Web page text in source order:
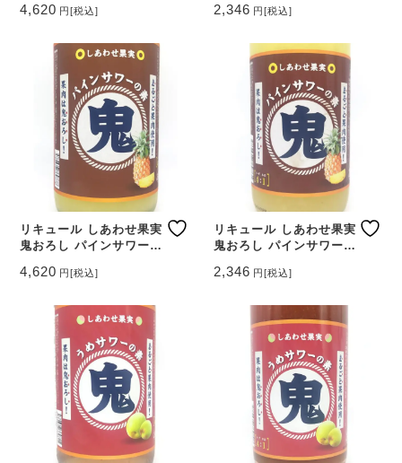
のさくら】
4,620 円[税込]
さくら】
2,346 円[税込]
リキュール しあわせ果実
鬼おろし パインサワーの
のさくら】
4,620 円[税込]
リキュール しあわせ果実
鬼おろし パインサワーの
さくら】
2,346 円[税込]